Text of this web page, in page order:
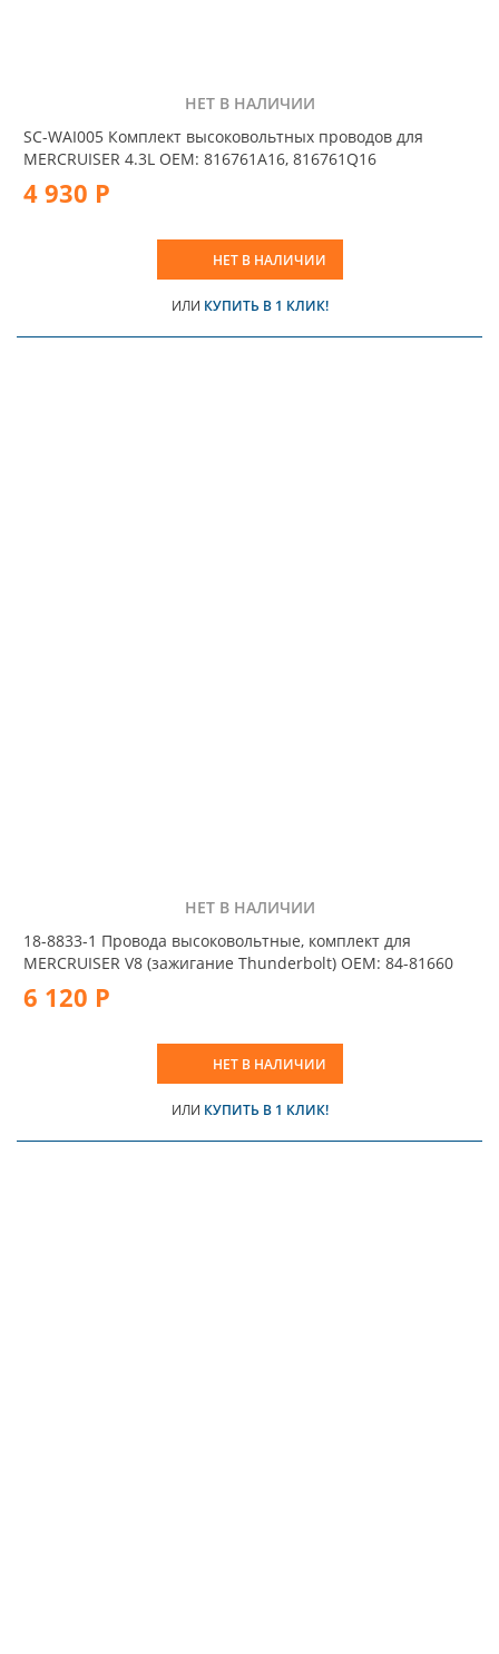
НЕТ В НАЛИЧИИ
SC-WAI005 Комплект высоковольтных проводов для
MERCRUISER 4.3L OEM: 816761A16, 816761Q16
4 930 Р
НЕТ В НАЛИЧИИ
ИЛИ КУПИТЬ В 1 КЛИК!
НЕТ В НАЛИЧИИ
18-8833-1 Провода высоковольтные, комплект для
MERCRUISER V8 (зажигание Thunderbolt) OEM: 84-81660
6 120 Р
НЕТ В НАЛИЧИИ
ИЛИ КУПИТЬ В 1 КЛИК!